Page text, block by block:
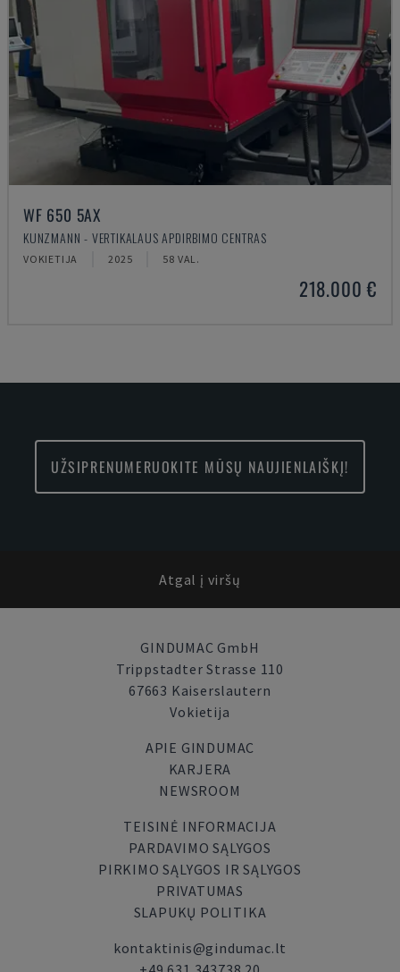
WF 650 5AX
KUNZMANN - VERTIKALAUS APDIRBIMO CENTRAS
VOKIETIJA 2025 58 VAL.
218.000 €
UŽSIPRENUMERUOKITE MŪSŲ NAUJIENLAIŠKĮ!
Atgal į viršų
GINDUMAC GmbH
Trippstadter Strasse 110
67663 Kaiserslautern
Vokietija
APIE GINDUMAC
KARJERA
NEWSROOM
TEISINĖ INFORMACIJA
PARDAVIMO SĄLYGOS
PIRKIMO SĄLYGOS IR SĄLYGOS
PRIVATUMAS
SLAPUKŲ POLITIKA
kontaktinis@gindumac.lt